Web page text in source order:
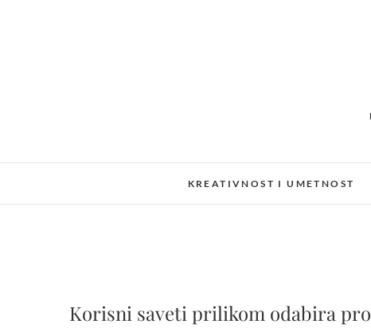
KREATIVNOST I UMETNOST
Korisni saveti prilikom odabira